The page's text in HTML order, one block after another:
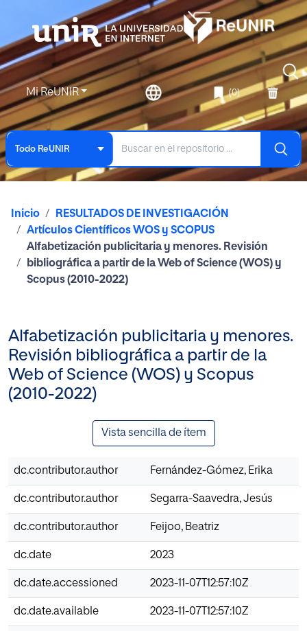
Mi ReUNIR (0)
Todo ReUNIR
Inicio
RESULTADOS DE INVESTIGACIÓN
Artículos Científicos WOS y SCOPUS
Alfabetización publicitaria y menores. Revisión
bibliográfica a partir de la Web of Science (WOS) y
Scopus (2010-2022)
Alfabetización publicitaria y menores.
Revisión bibliográfica a partir de la
Web of Science (WOS) y Scopus
(2010-2022)
Vista sencilla de ítem
dc.contributor.author Fernández-Gómez, Erika
dc.contributor.author Segarra-Saavedra, Jesús
dc.contributor.author Feijoo, Beatriz
dc.date 2023
dc.date.accessioned 2023-11-07T12:57:10Z
dc.date.available 2023-11-07T12:57:10Z